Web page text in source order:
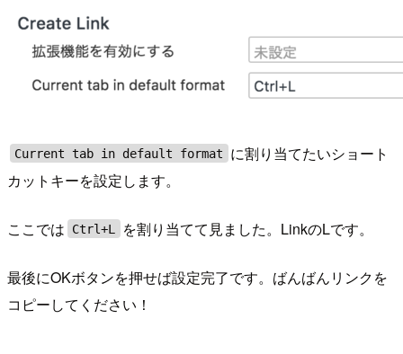
Current tab in default format
に割り当てたいショート
カットキーを設定します。
ここでは Ctrl+L を割り当てて見ました。LinkのLです。
最後にOKボタンを押せば設定完了です。ばんばんリンクを
コピーしてください！